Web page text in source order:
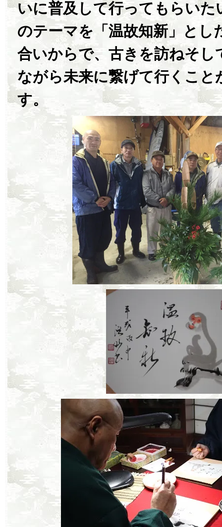
いに普及して行ってもらいた
のテーマを「温故知新」とし
合いからで、古きを訪ねそし
ながら未来に繋げて行くこと
す。